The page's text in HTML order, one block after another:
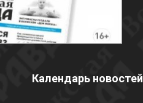
Календарь новостей